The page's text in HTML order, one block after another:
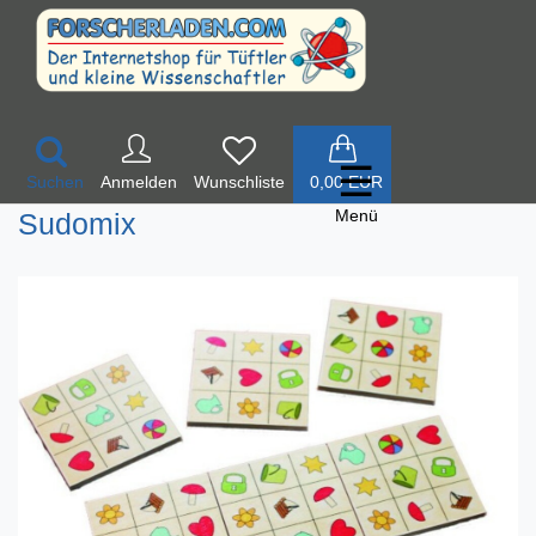
Suchen Anmelden 0,00 EUR
☰
Menü
Sudomix